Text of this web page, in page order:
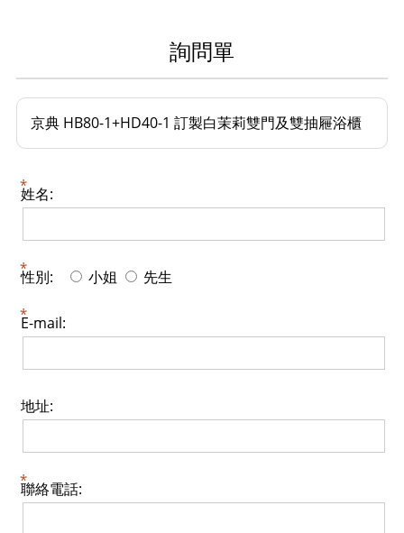
詢問單
京典 HB80-1+HD40-1 訂製白茉莉雙門及雙抽屜浴櫃
姓名:
性別: 小姐 先生
E-mail:
地址:
聯絡電話: